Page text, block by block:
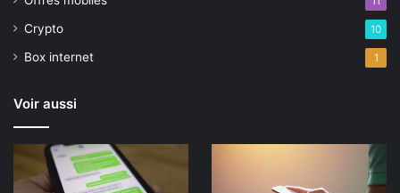
Crypto 10
Box internet 1
Voir aussi